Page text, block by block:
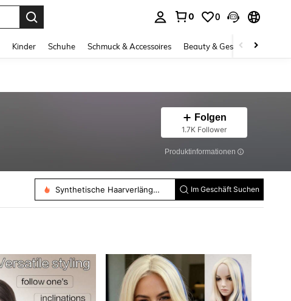
0 0
Kinder Schuhe Schmuck & Accessoires Beauty & Gesundheit
Folgen
1.7K Follower
Produktinformationen
Synthetische Haarverlängerungen Im Geschäft Suchen